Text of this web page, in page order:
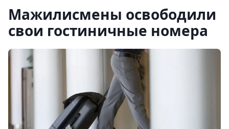
Мажилисмены освободили
свои гостиничные номера